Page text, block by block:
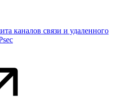
каналов связи и удаленного